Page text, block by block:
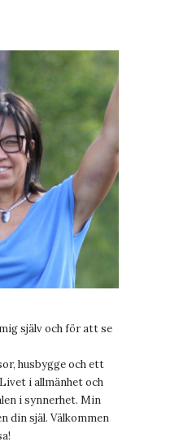
själv och för att se
husbygge och ett
i allmänhet och
i synnerhet. Min
din själ. Välkommen